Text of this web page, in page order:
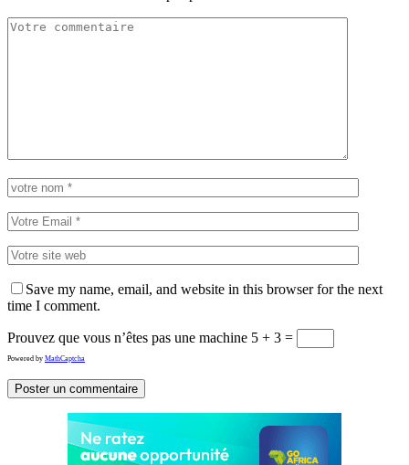
Save my name, email, and website in this browser for the next
time I comment.
Prouvez que vous n’êtes pas une machine 5 + 3 =
Powered by MathCaptcha